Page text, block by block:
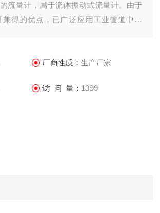
流量计，属于流体振动式流量计。由于
得的优点，已广泛应用工业管道中液
厂商性质： 生产厂家
访 问 量： 1399